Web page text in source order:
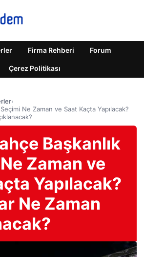
Firma Rehberi Forum
Çerez Politikası
›
Ne Zaman ve Saat Kaçta Yapılacak?
Başkanlık
Zaman ve
Yapılacak?
Ne Zaman